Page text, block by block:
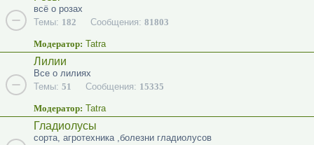
всё о розах
Темы: 182 Сообщения: 81803
Модератор: Tatra
Лилии
Все о лилиях
Темы: 51 Сообщения: 15335
Модератор: Tatra
Гладиолусы
сорта, агротехника ,болезни гладиолусов